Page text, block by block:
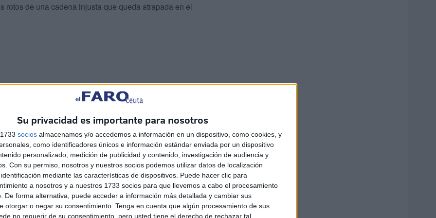
Su privacidad es importante para nosotros
socios almacenamos y/o accedemos a información en un dispositivo, como cookies, y
como identificadores únicos e información estándar enviada por un dispositivo
personalizado, medición de publicidad y contenido, investigación de audiencia y
Con su permiso, nosotros y nuestros socios podemos utilizar datos de localización
mediante las características de dispositivos. Puede hacer clic para
a nosotros y a nuestros 1733 socios para que llevemos a cabo el procesamiento
De forma alternativa, puede acceder a información más detallada y cambiar sus
otorgar o negar su consentimiento. Tenga en cuenta que algún procesamiento de sus
no requerir de su consentimiento, pero usted tiene el derecho de rechazar tal
de una cadena injusta que queda atrapada en el
que no tienen derechos. Así de simple, nos
con capacidad de determinar quién se merece
que además busca proteger y ayudar a su única
más.